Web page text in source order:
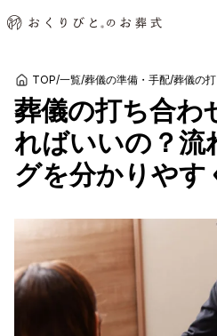
初めての方へ
初めての方へ
葬儀の流れ
アフターサポート
会社を知る
スタッフ一覧
関東エリア
東京都
千葉県
北海道エリア
札幌市
お客様の声
ご葬儀事例
よくある質問
葬儀の知識
葬儀の知識
TOP/一覧/葬儀の準備・手配/
葬儀の打ち合わ
ればいいの？流
グを分かりやす